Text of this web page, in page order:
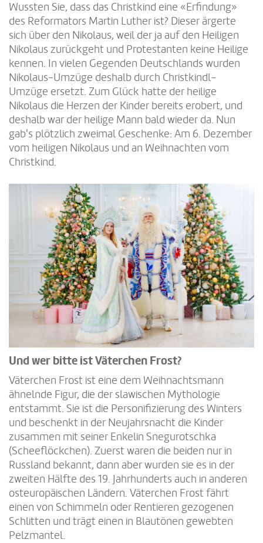
Wussten Sie, dass das Christkind eine «Erfindung»
des Reformators Martin Luther ist? Dieser ärgerte
sich über den Nikolaus, weil der ja auf den Heiligen
Nikolaus zurückgeht und Protestanten keine Heilige
kennen. In vielen Gegenden Deutschlands wurden
Nikolaus-Umzüge deshalb durch Christkindl-
Umzüge ersetzt. Zum Glück hatte der heilige
Nikolaus die Herzen der Kinder bereits erobert, und
deshalb war der heilige Mann bald wieder da. Nun
gab's plötzlich zweimal Geschenke: Am 6. Dezember
vom heiligen Nikolaus und an Weihnachten vom
Christkind.
Und wer bitte ist Väterchen Frost?
Väterchen Frost ist eine dem Weihnachtsmann
ähnelnde Figur, die der slawischen Mythologie
entstammt. Sie ist die Personifizierung des Winters
und beschenkt in der Neujahrsnacht die Kinder
zusammen mit seiner Enkelin Snegurotschka
(Scheeflöckchen). Zuerst waren die beiden nur in
Russland bekannt, dann aber wurden sie es in der
zweiten Hälfte des 19. Jahrhunderts auch in anderen
osteuropäischen Ländern. Väterchen Frost fährt
einen von Schimmeln oder Rentieren gezogenen
Schlitten und trägt einen in Blautönen gewebten
Pelzmantel.